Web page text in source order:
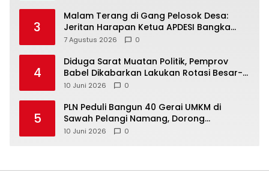
3
Malam Terang di Gang Pelosok Desa:
Jeritan Harapan Ketua APDESI Bangka
Tengah untuk PLN Babel
7 Agustus 2026 0
4
‎Diduga Sarat Muatan Politik, Pemprov
Babel Dikabarkan Lakukan Rotasi Besar-
10 Juni 2026 0
5
‎PLN Peduli Bangun 40 Gerai UMKM di
Sawah Pelangi Namang, Dorong
10 Juni 2026 0